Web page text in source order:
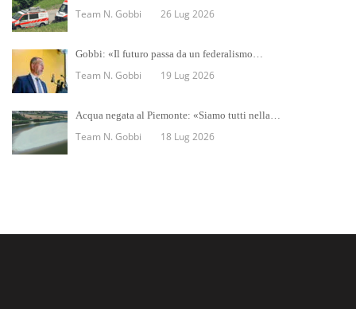
Team N. Gobbi 26 Lug 2026
Gobbi: «Il futuro passa da un federalismo…
Team N. Gobbi 19 Lug 2026
Acqua negata al Piemonte: «Siamo tutti nella…
Team N. Gobbi 18 Lug 2026